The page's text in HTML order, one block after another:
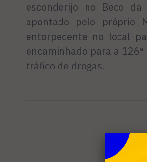
esconderijo no Beco
apontado pelo próprio
entorpecente no local
encaminhado para a
tráfico de drogas.